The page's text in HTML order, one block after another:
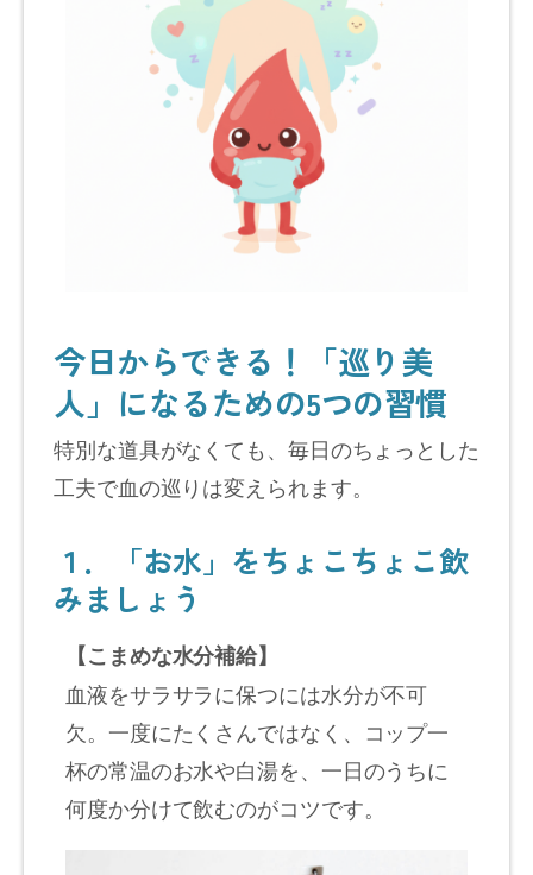
今日からできる！「巡り美
人」になるための5つの習慣
特別な道具がなくても、毎日のちょっとした
工夫で血の巡りは変えられます。
１．「お水」をちょこちょこ飲
みましょう
【こまめな水分補給】
血液をサラサラに保つには水分が不可
欠。一度にたくさんではなく、コップ一
杯の常温のお水や白湯を、一日のうちに
何度か分けて飲むのがコツです。